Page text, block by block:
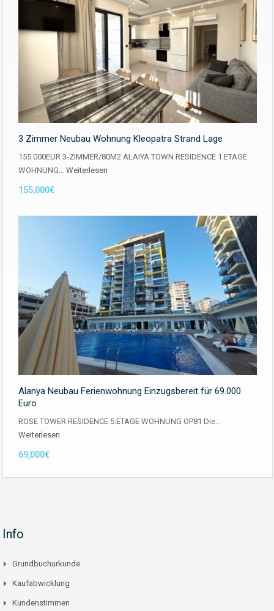
3 Zimmer Neubau Wohnung Kleopatra Strand Lage
155.000EUR 3-ZIMMER/80M2 ALAIYA TOWN RESIDENCE 1.ETAGE
WOHNUNG… Weiterlesen
155,000€
Alanya Neubau Ferienwohnung Einzugsbereit für 69.000
Euro
ROSE TOWER RESIDENCE 5.ETAGE WOHNUNG OP81 Die…
Weiterlesen
69,000€
Info
Grundbuchurkunde
Kaufabwicklung
Kundenstimmen